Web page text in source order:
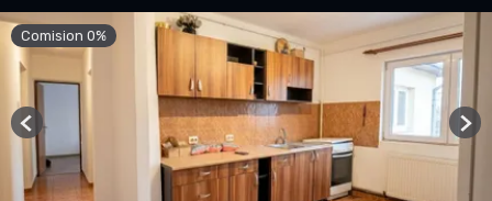
Comision 0%
Previous